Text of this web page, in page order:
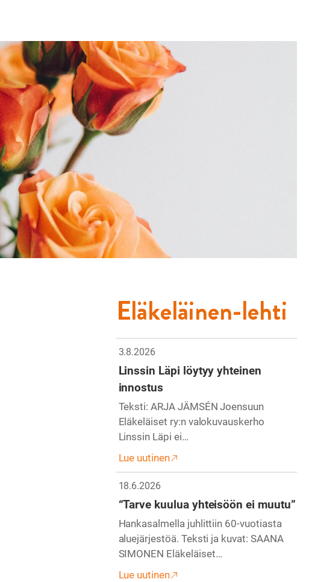
Eläkeläinen-lehti
3.8.2026
Linssin Läpi löytyy yhteinen
innostus
Teksti: ARJA JÄMSÉN Joensuun
Eläkeläiset ry:n valokuvauskerho
Linssin Läpi ei…
Lue uutinen
18.6.2026
“Tarve kuulua yhteisöön ei muutu”
Hankasalmella juhlittiin 60-vuotiasta
aluejärjestöä. Teksti ja kuvat: SAANA
SIMONEN Eläkeläiset…
Lue uutinen